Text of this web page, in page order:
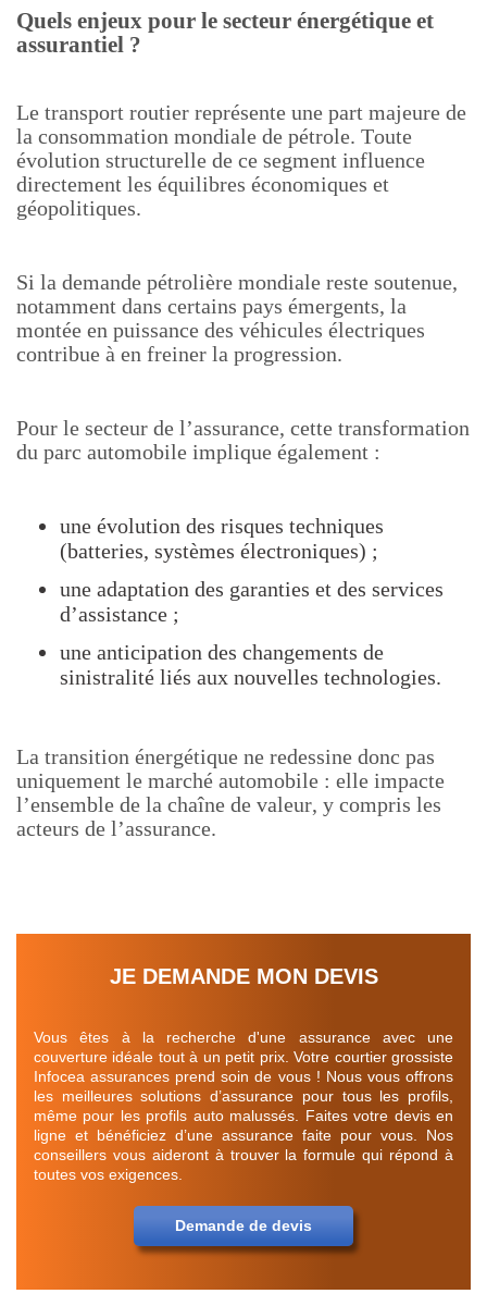
Quels enjeux pour le secteur énergétique et
assurantiel ?
Le transport routier représente une part majeure de
la consommation mondiale de pétrole. Toute
évolution structurelle de ce segment influence
directement les équilibres économiques et
géopolitiques.
Si la demande pétrolière mondiale reste soutenue,
notamment dans certains pays émergents, la
montée en puissance des véhicules électriques
contribue à en freiner la progression.
Pour le secteur de l’assurance, cette transformation
du parc automobile implique également :
une évolution des risques techniques
(batteries, systèmes électroniques) ;
une adaptation des garanties et des services
d’assistance ;
une anticipation des changements de
sinistralité liés aux nouvelles technologies.
La transition énergétique ne redessine donc pas
uniquement le marché automobile : elle impacte
l’ensemble de la chaîne de valeur, y compris les
acteurs de l’assurance.
JE DEMANDE MON DEVIS
Vous êtes à la recherche d'une assurance avec une
couverture idéale tout à un petit prix. Votre courtier grossiste
Infocea assurances prend soin de vous ! Nous vous offrons
les meilleures solutions d’assurance pour tous les profils,
même pour les profils auto malussés. Faites votre devis en
ligne et bénéficiez d’une assurance faite pour vous. Nos
conseillers vous aideront à trouver la formule qui répond à
toutes vos exigences.
Demande de devis